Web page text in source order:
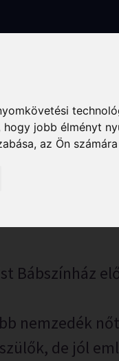
hogy jobb élményt
,az Ön
Szállás
–
Bábszínház
nemzedék
de jól